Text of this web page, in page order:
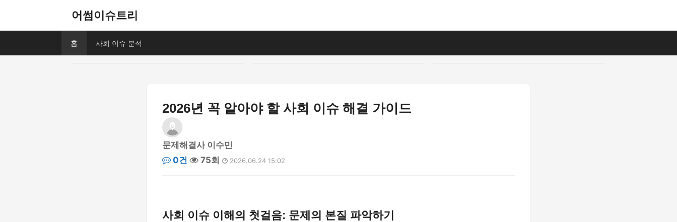
어썸이슈트리
홈 사회 이슈 분석
2026년 꼭 알아야 할 사회 이슈 해결 가이드
문제해결사 이수민
0건
75회 2026.06.24 15:02
사회 이슈 이해의 첫걸음: 문제의 본질 파악하기